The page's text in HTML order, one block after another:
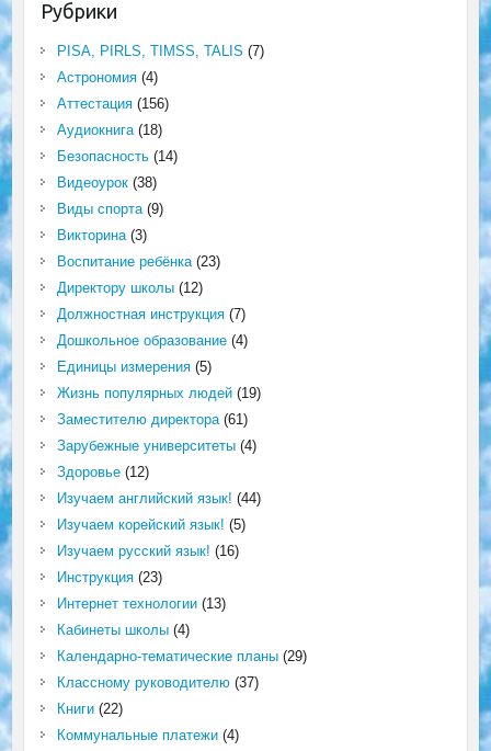
Рубрики
PISA, PIRLS, TIMSS, TALIS (7)
Астрономия(4)
Аттестация(156)
Аудиокнига(18)
Безопасность(14)
Видеоурок(38)
Виды спорта(9)
Викторина(3)
Воспитание ребёнка(23)
Директору школы(12)
Должностная инструкция(7)
Дошкольное образование(4)
Единицы измерения(5)
Жизнь популярных людей(19)
Заместителю директора(61)
Зарубежные университеты(4)
Здоровье(12)
Изучаем английский язык! (44)
Изучаем корейский язык! (5)
Изучаем русский язык! (16)
Инструкция(23)
Интернет технологии(13)
Кабинеты школы(4)
Календарно-тематические планы(29)
Классному руководителю(37)
Книги(22)
Коммунальные платежи(4)